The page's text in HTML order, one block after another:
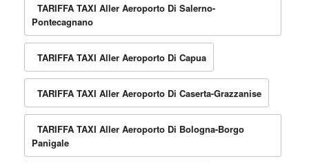
TARIFFA TAXI Aller Aeroporto Di Salerno-
Pontecagnano
TARIFFA TAXI Aller Aeroporto Di Capua
TARIFFA TAXI Aller Aeroporto Di Caserta-Grazzanise
TARIFFA TAXI Aller Aeroporto Di Bologna-Borgo
Panigale